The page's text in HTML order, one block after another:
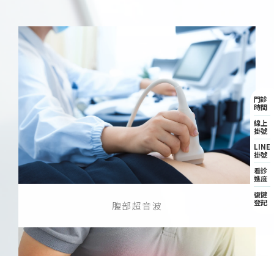
腹部超音波
門診
時間
線上
掛號
LINE
掛號
看診
進度
復健
登記